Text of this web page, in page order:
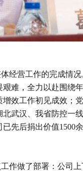
营工作的完成情
难，全力以赴围绕
效工作初见成效；
武汉、我省防控一
先后捐出价值1500
做了部署：公司